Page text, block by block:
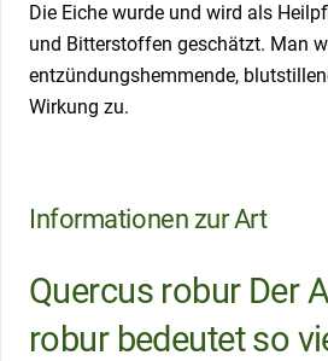
Die Eiche wurde und wird als
und Bitterstoffen geschätzt. Man
entzündungshemmende,
Wirkung zu.
Informationen zur Art
Quercus robur Der
robur bedeutet so